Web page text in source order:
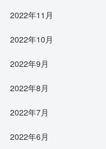
2022年11月
2022年10月
2022年9月
2022年8月
2022年7月
2022年6月